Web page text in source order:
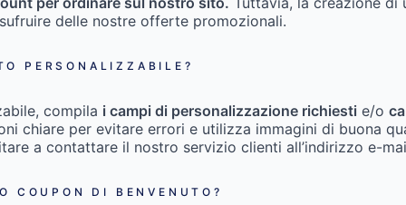
delle nostre offerte promozionali.
PERSONALIZZABILE?
compila i campi di personalizzazione richiesti e/o
chiare per evitare errori e utilizza immagini di buona
a contattare il nostro servizio clienti all’indirizzo e-
COUPON DI BENVENUTO?